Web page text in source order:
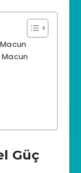
Macun
Güç